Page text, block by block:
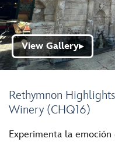
Rethymnon
Winery (CHQ16)
View Gallery▶
Experimenta la